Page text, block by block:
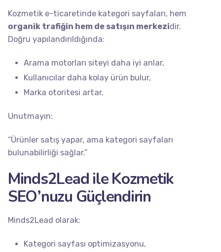
Kozmetik e-ticaretinde kategori sayfaları, hem
organik trafiğin hem de satışın merkezidir.
Doğru yapılandırıldığında:
Arama motorları siteyi daha iyi anlar,
Kullanıcılar daha kolay ürün bulur,
Marka otoritesi artar.
Unutmayın:
“Ürünler satış yapar, ama kategori sayfaları
bulunabilirliği sağlar.”
Minds2Lead ile Kozmetik
SEO’nuzu Güçlendirin
Minds2Lead olarak:
Kategori sayfası optimizasyonu,